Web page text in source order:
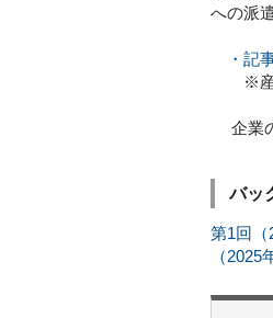
への派
・記
※産労
企業
バッ
第1回（
（2025